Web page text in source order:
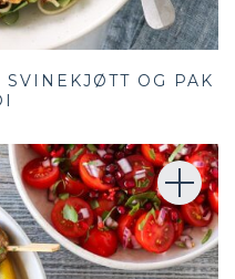
OG PAK